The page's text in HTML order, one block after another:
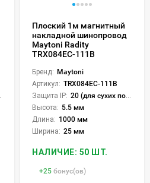
Плоский 1м магнитный
накладной шинопровод
Maytoni Radity
TRX084EC-111B
Бренд: Maytoni
Артикул: TRX084EC-111B
Защита IP: 20 (для сухих пом.)
Высота: 5.5 мм
Длина: 1000 мм
Ширина: 25 мм
НАЛИЧИЕ: 50 ШТ.
+25 бонус(ов)